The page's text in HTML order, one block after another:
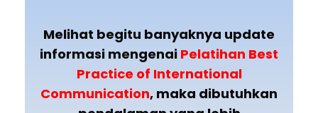
Melihat begitu banyaknya update
informasi mengenai Pelatihan Best
Practice of International
Communication, maka dibutuhkan